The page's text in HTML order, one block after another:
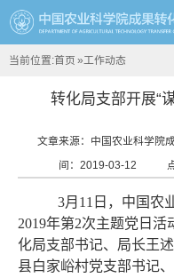
当前位置:首页 »工作动态
转化局支部开展“
文章来源：中国农业科学院
间：2019-03-12
3月11日，中国农
2019年第2次主题党日
化局支部书记、局长王
县白家峪村党支部书记